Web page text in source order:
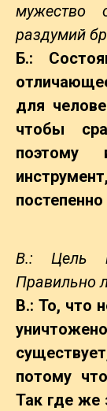
мужество
раздумий
Б.:
для
чтобы
поэтому
В.: Цель
Правильно
B.: То, что
потому
Так где же